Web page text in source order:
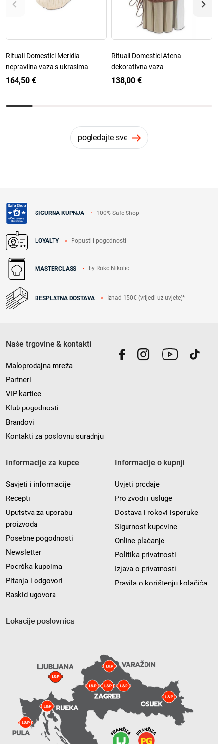
Rituali Domestici Meridia
nepravilna vaza s ukrasima
164,50 €
Rituali Domestici Atena
dekorativna vaza
138,00 €
pogledajte sve
SIGURNA KUPNJA 100% Safe Shop
LOYALTY Popusti i pogodnosti
MASTERCLASS by Roko Nikolić
BESPLATNA DOSTAVA Iznad 150€ (vrijedi uz uvjete)*
Naše trgovine & kontakti
Maloprodajna mreža
Partneri
VIP kartice
Klub pogodnosti
Brandovi
Kontakti za poslovnu suradnju
Informacije za kupce
Savjeti i informacije
Recepti
Uputstva za uporabu
proizvoda
Posebne pogodnosti
Newsletter
Podrška kupcima
Pitanja i odgovori
Raskid ugovora
Informacije o kupnji
Uvjeti prodaje
Proizvodi i usluge
Dostava i rokovi isporuke
Sigurnost kupovine
Online plaćanje
Politika privatnosti
Izjava o privatnosti
Pravila o korištenju kolačića
Lokacije poslovnica